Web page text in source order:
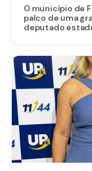
O município de
palco de uma
deputado